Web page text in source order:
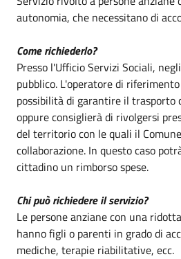
autonomia, che necessitano di
Come richiederlo?
Presso l'Ufficio Servizi Sociali,
pubblico. L'operatore di
possibilità di garantire il trasporto
oppure consiglierà di rivolgersi
del territorio con le quali il
collaborazione. In questo caso
cittadino un rimborso spese.
Chi può richiedere il servizio?
Le persone anziane con una
hanno figli o parenti in grado di
mediche, terapie riabilitative, ecc.